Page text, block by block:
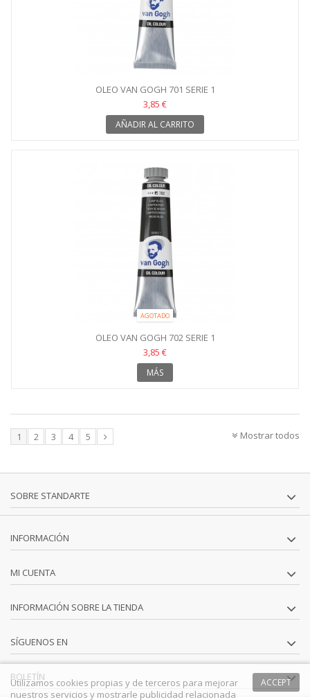
OLEO VAN GOGH 701 SERIE 1
3,85 €
AÑADIR AL CARRITO
AGOTADO
OLEO VAN GOGH 702 SERIE 1
3,85 €
MÁS
Mostrar todos
1 2 3 4 5
SOBRE STANDARTE
INFORMACIÓN
MI CUENTA
INFORMACIÓN SOBRE LA TIENDA
SÍGUENOS EN
BOLETÍN ACCEPT
Utilizamos cookies propias y de terceros para mejorar
nuestros servicios y mostrarle publicidad relacionada